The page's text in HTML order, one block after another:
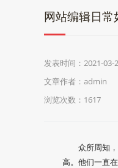
网站编辑日常
发表时间：2021-03-
文章作者：admin
浏览次数： 1617
众所周知
高。他们一直